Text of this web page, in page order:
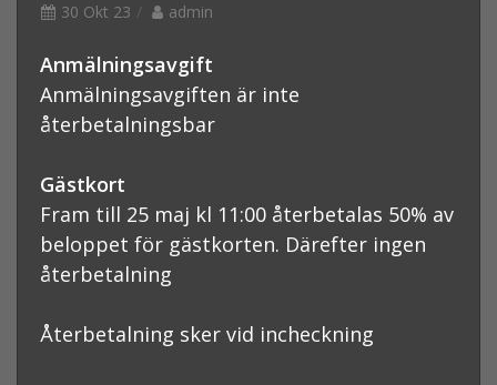
30 Okt 23 admin
Anmälningsavgift
Anmälningsavgiften är inte
återbetalningsbar
Gästkort
Fram till 25 maj kl 11:00 återbetalas 50% av
beloppet för gästkorten. Därefter ingen
återbetalning
Återbetalning sker vid incheckning